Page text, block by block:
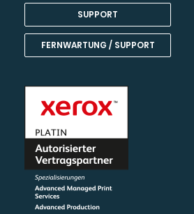
SUPPORT
FERNWARTUNG / SUPPORT